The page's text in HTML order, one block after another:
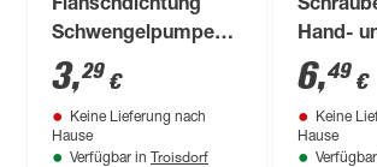
Flanschdichtung
Schwengelpumpe
Typ 75
3,29 €
Keine Lieferung nach
Hause
Verfügbar in Troisdorf
Hand-
6,49 €
Keine
Hause